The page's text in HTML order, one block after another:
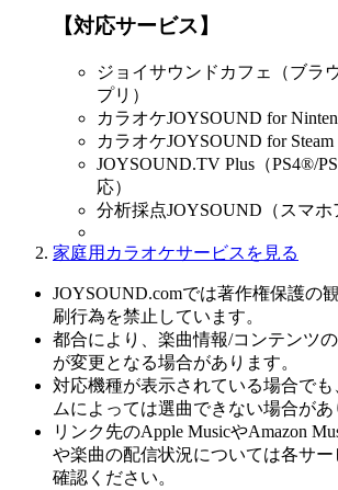
【対応サービス】
ジョイサウンドカフェ（ブラ
プリ）
カラオケJOYSOUND for
カラオケJOYSOUND for Steam
JOYSOUND.TV Plus（PS4®/
応）
分析採点JOYSOUND（スマホ
家庭用カラオケサービスを見る
JOYSOUND.comでは著作権保護の
刷行為を禁止しています。
都合により、楽曲情報/コンテンツ
が変更となる場合があります。
対応機種が表示されている場合で
ムによっては選曲できない場合があ
リンク先のApple MusicやAmazon
や楽曲の配信状況については各サ
確認ください。